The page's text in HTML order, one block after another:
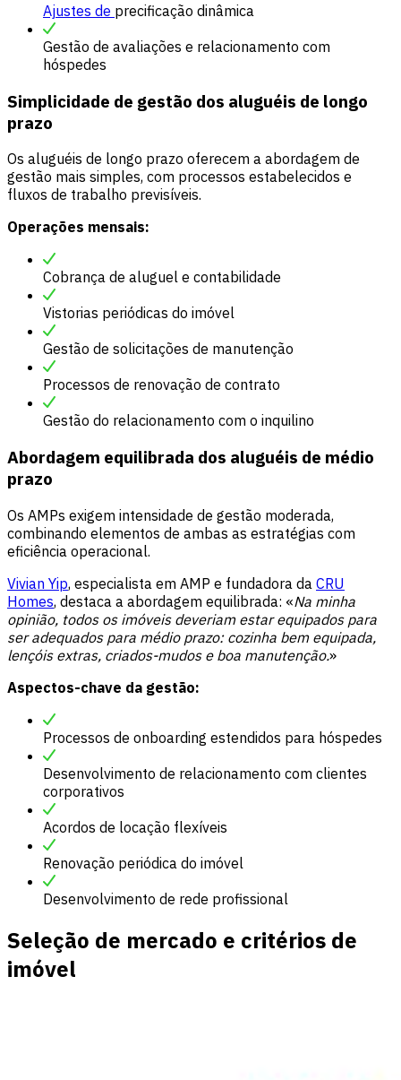
Ajustes de precificação dinâmica
Gestão de avaliações e relacionamento com
hóspedes
Simplicidade de gestão dos aluguéis de longo
prazo
Os aluguéis de longo prazo oferecem a abordagem de
gestão mais simples, com processos estabelecidos e
fluxos de trabalho previsíveis.
Operações mensais:
Cobrança de aluguel e contabilidade
Vistorias periódicas do imóvel
Gestão de solicitações de manutenção
Processos de renovação de contrato
Gestão do relacionamento com o inquilino
Abordagem equilibrada dos aluguéis de médio
prazo
Os AMPs exigem intensidade de gestão moderada,
combinando elementos de ambas as estratégias com
eficiência operacional.
Vivian Yip, especialista em AMP e fundadora da CRU
Homes, destaca a abordagem equilibrada: «Na minha
opinião, todos os imóveis deveriam estar equipados para
ser adequados para médio prazo: cozinha bem equipada,
lençóis extras, criados-mudos e boa manutenção.»
Aspectos-chave da gestão:
Processos de onboarding estendidos para hóspedes
Desenvolvimento de relacionamento com clientes
corporativos
Acordos de locação flexíveis
Renovação periódica do imóvel
Desenvolvimento de rede profissional
Seleção de mercado e critérios de
imóvel